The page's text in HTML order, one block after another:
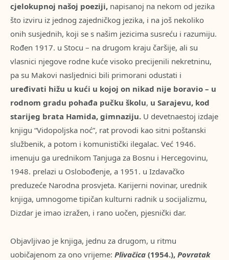
cjelokupnoj našoj poeziji, napisanoj na nekom od jezika
što izviru iz jednog zajedničkog jezika, i na još nekoliko
onih susjednih, koji se s našim jezicima susreću i razumiju.
Rođen 1917. u Stocu – na drugom kraju čaršije, ali su
vlasnici njegove rodne kuće visoko precijenili nekretninu,
pa su Makovi nasljednici bili primorani odustati i
uređivati hižu u kući u kojoj on nikad nije boravio – u
rodnom gradu pohađa pučku školu, u Sarajevu, kod
starijeg brata Hamida, gimnaziju. U devetnaestoj izdaje
knjigu “Vidopoljska noć”, rat provodi kao sitni poštanski
službenik, a potom i komunistički ilegalac. Već 1946.
imenuju ga urednikom Tanjuga za Bosnu i Hercegovinu,
1948. prelazi u Oslobođenje, a 1951. u Izdavačko
preduzeće Narodna prosvjeta. Karijerni novinar, urednik
knjiga, umnogome tipičan kulturni radnik u socijalizmu,
Dizdar je imao izražen, i rano uočen, pjesnički dar.
Objavljivao je knjiga, jednu za drugom, u ritmu
uobičajenom za ono vrijeme: Plivačica (1954.), Povratak